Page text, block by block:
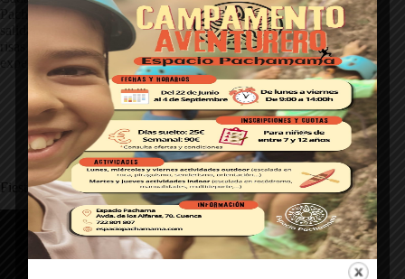
Pachamama, cambiamos el rocódromo por la roca. Estas
salidas son una mezcla perfecta de aventura, aprendizaje y
risas al aire libre. Si te gusta escalar, hacer piña y vivir
experiencias auténticas… ¡esto te va a encantar!
Espacio Pachamama
10 de noviembre de 2025
Escalada,Espacio Pachamama,Fiestas Pachamama
Fiesta de Halloween 2025